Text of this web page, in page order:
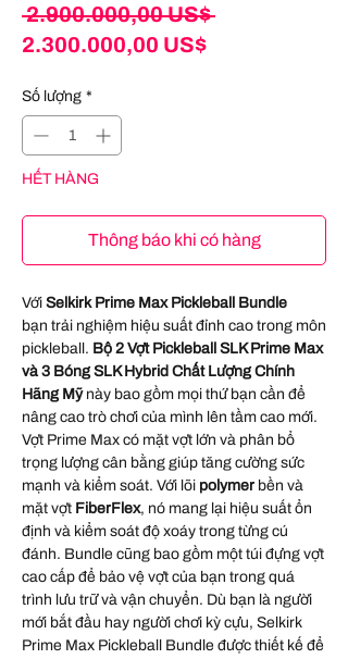
2.900.000,00 US$ Giá
2.300.000,00 US$Giá
Số lượng *
HẾT HÀNG
Thông báo khi có hàng
Với Selkirk Prime Max Pickleball Bundle
bạn trải nghiệm hiệu suất đỉnh cao trong môn
pickleball. Bộ 2 Vợt Pickleball SLK Prime Max
và 3 Bóng SLK Hybrid Chất Lượng Chính
Hãng Mỹ này bao gồm mọi thứ bạn cần để
nâng cao trò chơi của mình lên tầm cao mới.
Vợt Prime Max có mặt vợt lớn và phân bổ
trọng lượng cân bằng giúp tăng cường sức
mạnh và kiểm soát. Với lõi polymer bền và
mặt vợt FiberFlex, nó mang lại hiệu suất ổn
định và kiểm soát độ xoáy trong từng cú
đánh. Bundle cũng bao gồm một túi đựng vợt
cao cấp để bảo vệ vợt của bạn trong quá
trình lưu trữ và vận chuyển. Dù bạn là người
mới bắt đầu hay người chơi kỳ cựu, Selkirk
Prime Max Pickleball Bundle được thiết kế để